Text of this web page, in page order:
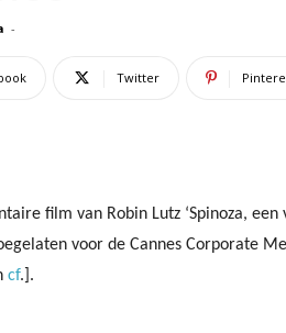
-
Twitter
film van Robin Lutz ‘Spinoza, een
voor de Cannes Corporate
cf.].